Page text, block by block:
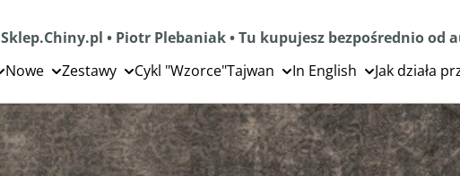
Sklep.Chiny.pl • Piotr Plebaniak • Tu kupujesz bezpośrednio od
Nowe Zestawy Cykl "Wzorce"Tajwan In English Jak działa